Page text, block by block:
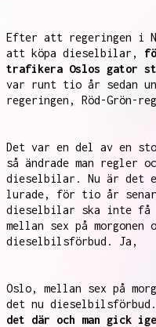
Efter att regeringen i
att köpa dieselbilar,
trafikera Oslos gator
var runt tio år sedan
regeringen, Röd-Grön-
Det var en del av en
så ändrade man
dieselbilar. Nu är det
lurade, för tio år
dieselbilar ska inte
mellan sex på
dieselbilsförbud. Ja,
Oslo, mellan sex på
det nu
det där och man gick